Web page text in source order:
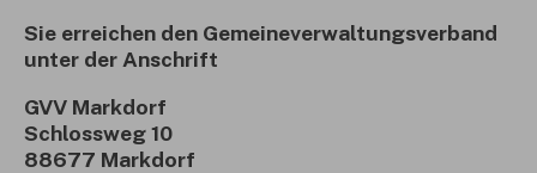
Sie erreichen den Gemeineverwaltungsverband
unter der Anschrift
GVV Markdorf
Schlossweg 10
88677 Markdorf